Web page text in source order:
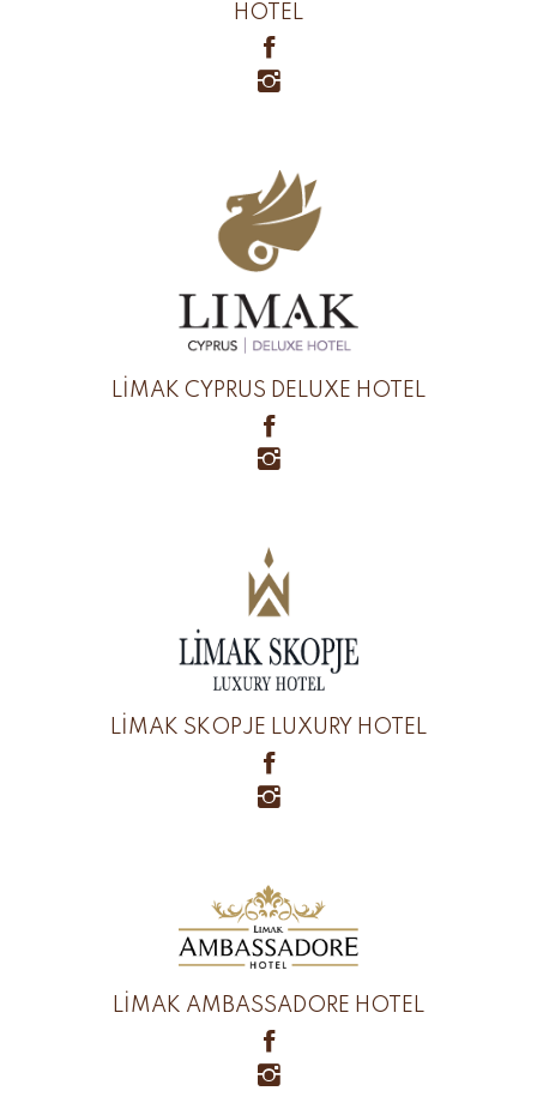
HOTEL
LİMAK CYPRUS DELUXE HOTEL
LİMAK SKOPJE LUXURY HOTEL
LİMAK AMBASSADORE HOTEL